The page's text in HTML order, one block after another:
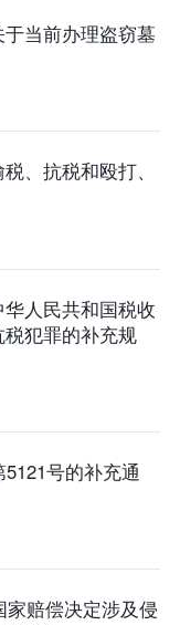
当前办理盗窃墓
、抗税和殴打、
人民共和国税收
犯罪的补充规
号的补充通
赔偿决定涉及侵